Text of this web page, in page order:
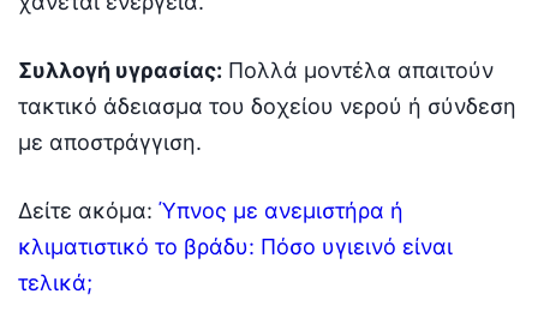
Συλλογή υγρασίας: Πολλά μοντέλα απαιτούν
τακτικό άδειασμα του δοχείου νερού ή σύνδεση
με αποστράγγιση.
Δείτε ακόμα: Ύπνος με ανεμιστήρα ή
κλιματιστικό το βράδυ: Πόσο υγιεινό είναι
τελικά;